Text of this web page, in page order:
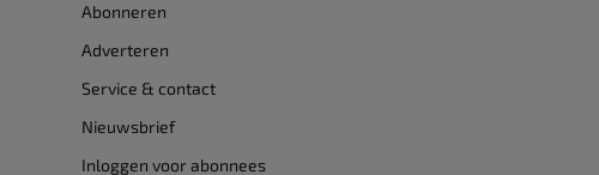
Abonneren
Adverteren
Service & contact
Nieuwsbrief
Inloggen voor abonnees